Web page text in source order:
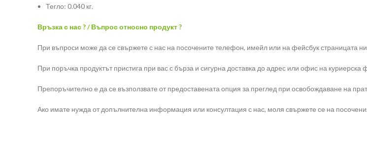
Тегло: 0.040 кг.
Връзка с нас ? / Въпрос относно продукт ?
При въпроси може да се свържете с нас на посочените телефон, имейл или на фейсбук страницата
При поръчка продуктът пристига при вас с бърза и сигурна доставка до адрес или офис на
Препоръчително е да се възползвате от предоставената опция за преглед при освобождаване на
Ако имате нужда от допълнителна информация или консултация с нас, моля свържете се на